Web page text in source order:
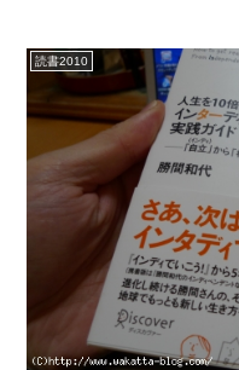
読書2010